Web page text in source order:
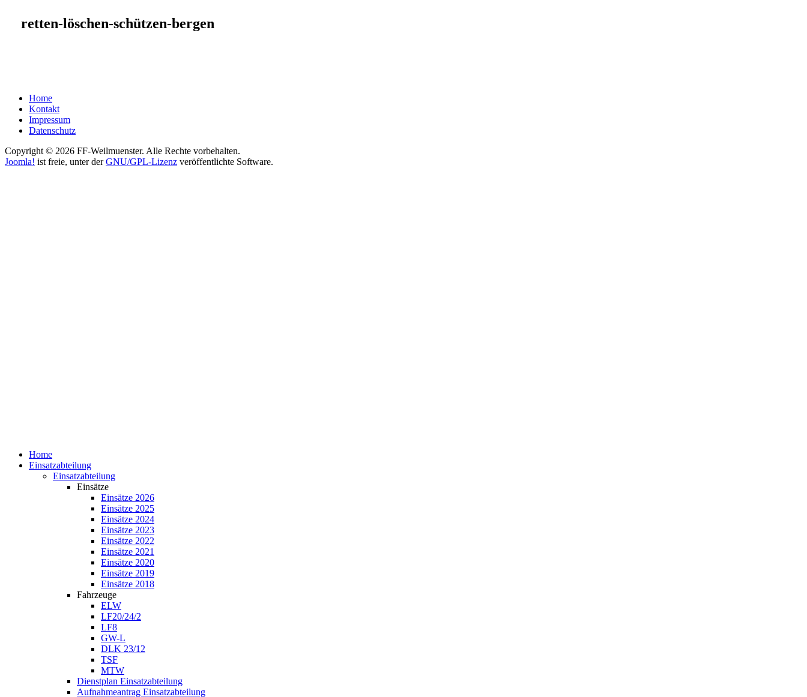
retten-löschen-schützen-bergen
Home
Kontakt
Impressum
Datenschutz
Copyright © 2026 FF-Weilmuenster. Alle Rechte vorbehalten.
Joomla! ist freie, unter derGNU/GPL-Lizenz veröffentlichte Software.
Home
Einsatzabteilung
Einsatzabteilung
Einsätze
Einsätze 2026
Einsätze 2025
Einsätze 2024
Einsätze 2023
Einsätze 2022
Einsätze 2021
Einsätze 2020
Einsätze 2019
Einsätze 2018
Fahrzeuge
ELW
LF20/24/2
LF8
GW-L
DLK 23/12
TSF
MTW
Dienstplan Einsatzabteilung
Aufnahmeantrag Einsatzabteilung